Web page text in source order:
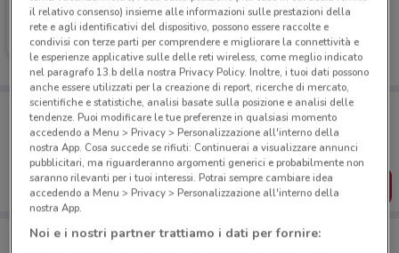
Ethos
Scade il 31/08 5.7 km
Porta DoveConviene sempre con te!
Puoi trovare le migliori offerte dei negozi vicino a te,
salvarle e creare la tua lista del risparmio, comodamente
dal tuo cellulare.
SCARICA L’APP
il relativo consenso) insieme alle informazioni sulle prestazioni della
rete e agli identificativi del dispositivo, possono essere raccolte e
condivisi con terze parti per comprendere e migliorare la connettività e
le esperienze applicative sulle delle reti wireless, come meglio indicato
nel paragrafo 13.b della nostra Privacy Policy. Inoltre, i tuoi dati possono
anche essere utilizzati per la creazione di report, ricerche di mercato,
scientifiche e statistiche, analisi basate sulla posizione e analisi delle
tendenze. Puoi modificare le tue preferenze in qualsiasi momento
accedendo a Menu > Privacy > Personalizzazione all'interno della
nostra App. Cosa succede se rifiuti: Continuerai a visualizzare annunci
pubblicitari, ma riguarderanno argomenti generici e probabilmente non
saranno rilevanti per i tuoi interessi. Potrai sempre cambiare idea
accedendo a Menu > Privacy > Personalizzazione all'interno della
nostra App.
Noi e i nostri partner trattiamo i dati per fornire: